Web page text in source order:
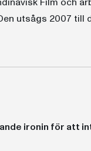
utsågs 2007 till
ironin för att